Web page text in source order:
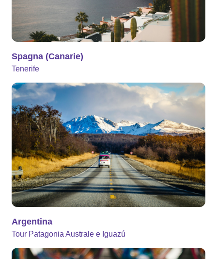
Spagna (Canarie)
Tenerife
Argentina
Tour Patagonia Australe e Iguazú